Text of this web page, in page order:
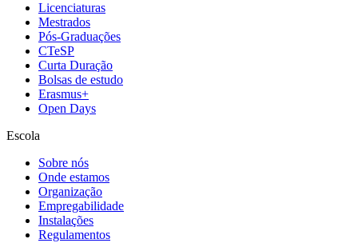
Licenciaturas
Mestrados
Pós-Graduações
CTeSP
Curta Duração
Bolsas de estudo
Erasmus+
Open Days
Escola
Sobre nós
Onde estamos
Organização
Empregabilidade
Instalações
Regulamentos